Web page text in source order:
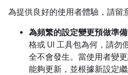
為提供良好的使用者體驗，請留
為頻繁的設定變更預做準備
格或 UI 工具包為何，請勿
全不會發生。當使用者變
能夠更新，並根據新設定繼